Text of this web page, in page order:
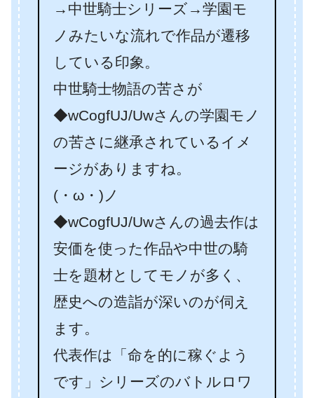
→中世騎士シリーズ→学園モ
ノみたいな流れで作品が遷移
している印象。
中世騎士物語の苦さが
◆wCogfUJ/Uwさんの学園モノ
の苦さに継承されているイメ
ージがありますね。
(・ω・)ノ
◆wCogfUJ/Uwさんの過去作は
安価を使った作品や中世の騎
士を題材としてモノが多く、
歴史への造詣が深いのが伺え
ます。
代表作は「命を的に稼ぐよう
です」シリーズのバトルロワ